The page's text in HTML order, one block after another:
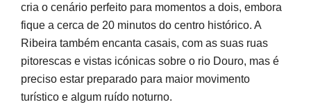
cria o cenário perfeito para momentos a dois, embora
fique a cerca de 20 minutos do centro histórico. A
Ribeira também encanta casais, com as suas ruas
pitorescas e vistas icónicas sobre o rio Douro, mas é
preciso estar preparado para maior movimento
turístico e algum ruído noturno.